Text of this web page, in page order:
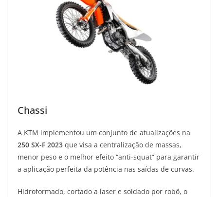
Chassi
A KTM implementou um conjunto de atualizações na
250 SX-F 2023 que visa a centralização de massas,
menor peso e o melhor efeito “anti-squat” para garantir
a aplicação perfeita da potência nas saídas de curvas.
Hidroformado, cortado a laser e soldado por robô, o